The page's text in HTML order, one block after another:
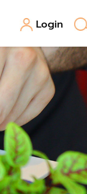
Login